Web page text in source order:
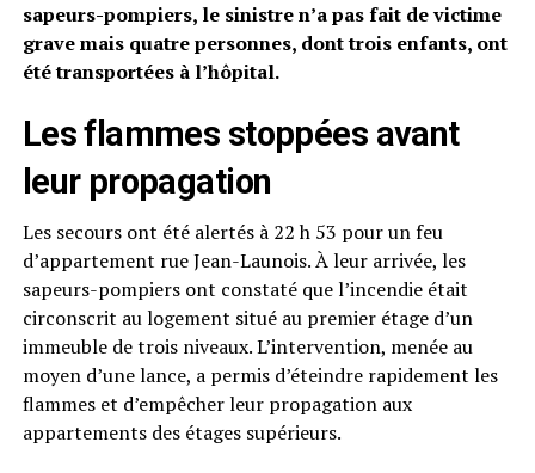
sapeurs-pompiers, le sinistre n’a pas fait de victime
grave mais quatre personnes, dont trois enfants, ont
été transportées à l’hôpital.
Les flammes stoppées avant
leur propagation
Les secours ont été alertés à 22 h 53 pour un feu
d’appartement rue Jean-Launois. À leur arrivée, les
sapeurs-pompiers ont constaté que l’incendie était
circonscrit au logement situé au premier étage d’un
immeuble de trois niveaux. L’intervention, menée au
moyen d’une lance, a permis d’éteindre rapidement les
flammes et d’empêcher leur propagation aux
appartements des étages supérieurs.